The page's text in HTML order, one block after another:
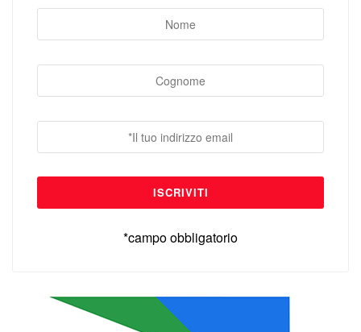
*campo obbligatorio